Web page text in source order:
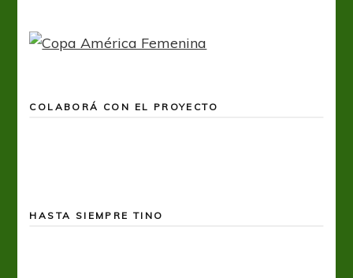
COLABORÁ CON EL PROYECTO
HASTA SIEMPRE TINO